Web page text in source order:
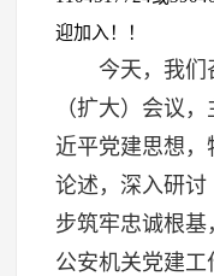
迎加入！！
今天，我们
（扩大）会议
近平党建思想
论述，深入研
步筑牢忠诚根
公安机关党建工